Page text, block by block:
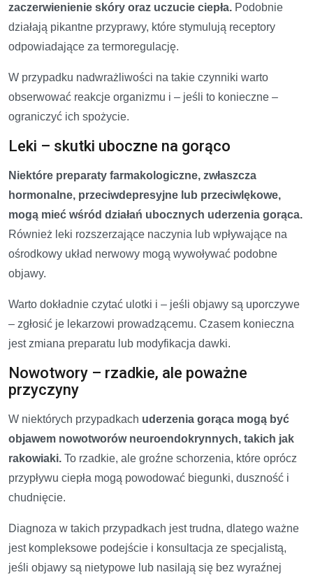
zaczerwienienie skóry oraz uczucie ciepła. Podobnie
działają pikantne przyprawy, które stymulują receptory
odpowiadające za termoregulację.
W przypadku nadwrażliwości na takie czynniki warto
obserwować reakcje organizmu i – jeśli to konieczne –
ograniczyć ich spożycie.
Leki – skutki uboczne na gorąco
Niektóre preparaty farmakologiczne, zwłaszcza
hormonalne, przeciwdepresyjne lub przeciwlękowe,
mogą mieć wśród działań ubocznych uderzenia gorąca.
Również leki rozszerzające naczynia lub wpływające na
ośrodkowy układ nerwowy mogą wywoływać podobne
objawy.
Warto dokładnie czytać ulotki i – jeśli objawy są uporczywe
– zgłosić je lekarzowi prowadzącemu. Czasem konieczna
jest zmiana preparatu lub modyfikacja dawki.
Nowotwory – rzadkie, ale poważne
przyczyny
W niektórych przypadkach uderzenia gorąca mogą być
objawem nowotworów neuroendokrynnych, takich jak
rakowiaki. To rzadkie, ale groźne schorzenia, które oprócz
przypływu ciepła mogą powodować biegunki, duszność i
chudnięcie.
Diagnoza w takich przypadkach jest trudna, dlatego ważne
jest kompleksowe podejście i konsultacja ze specjalistą,
jeśli objawy są nietypowe lub nasilają się bez wyraźnej